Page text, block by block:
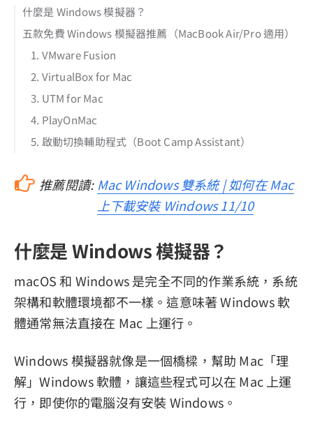
什麼是 Windows 模擬器？
五款免費 Windows 模擬器推薦（MacBook Air/Pro 適用）
1. VMware Fusion
2. VirtualBox for Mac
3. UTM for Mac
4. PlayOnMac
5. 啟動切換輔助程式（Boot Camp Assistant）
推薦閱讀: Mac Windows 雙系統 | 如何在 Mac
上下載安裝 Windows 11/10
什麼是 Windows 模擬器？
macOS 和 Windows 是完全不同的作業系統，系統
架構和軟體環境都不一樣。這意味著 Windows 軟
體通常無法直接在 Mac 上運行。
Windows 模擬器就像是一個橋樑，幫助 Mac「理
解」Windows 軟體，讓這些程式可以在 Mac 上運
行，即使你的電腦沒有安裝 Windows。